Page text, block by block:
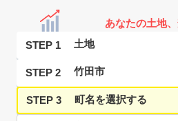
あなたの土地
STEP 1
STEP 2
STEP 3